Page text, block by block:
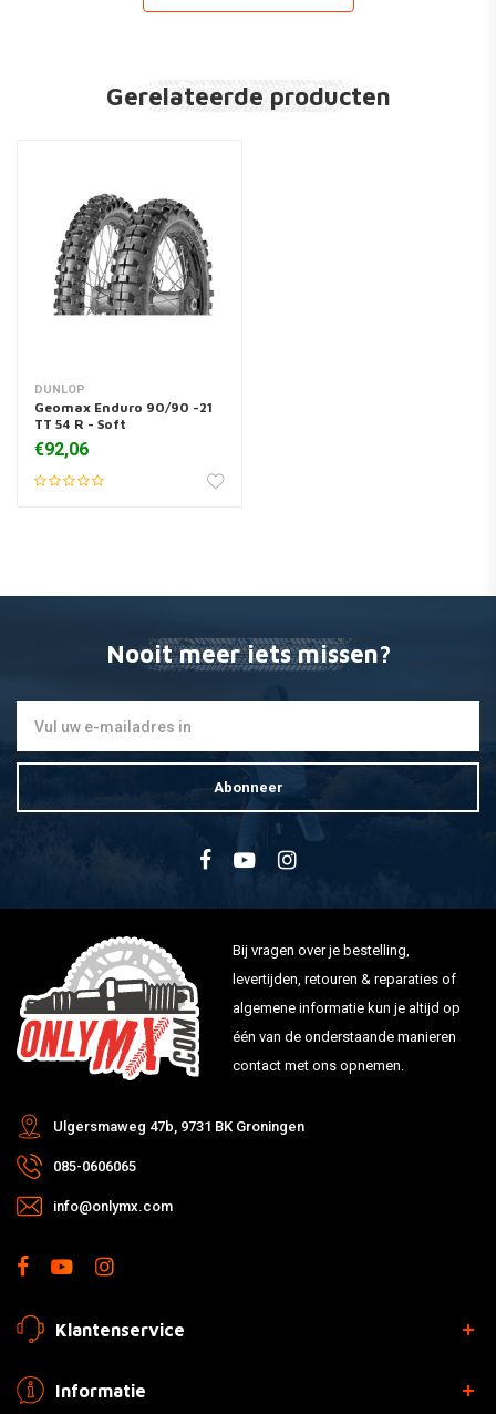
Gerelateerde producten
DUNLOP
Geomax Enduro 90/90 -21
TT 54 R - Soft
€92,06
Nooit meer iets missen?
Abonneer
Bij vragen over je bestelling,
levertijden, retouren & reparaties of
algemene informatie kun je altijd op
één van de onderstaande manieren
contact met ons opnemen.
Ulgersmaweg 47b, 9731 BK Groningen
085-0606065
info@onlymx.com
Klantenservice
Informatie